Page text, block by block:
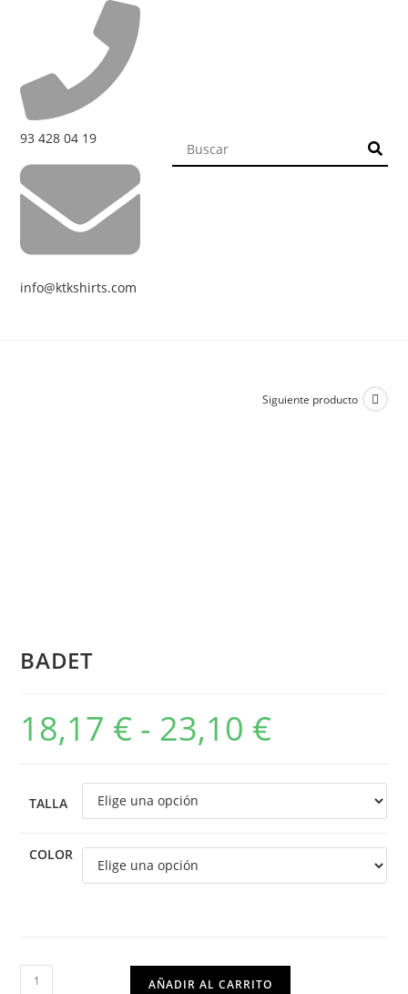
93 428 04 19
info@ktkshirts.com
Siguiente producto
BADET
18,17 € - 23,10 €
TALLA
COLOR
AÑADIR AL CARRITO